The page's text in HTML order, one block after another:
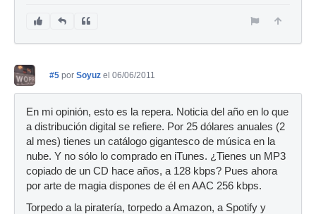
#5 por Soyuz el 06/06/2011
En mi opinión, esto es la repera. Noticia del año en lo que
a distribución digital se refiere. Por 25 dólares anuales (2
al mes) tienes un catálogo gigantesco de música en la
nube. Y no sólo lo comprado en iTunes. ¿Tienes un MP3
copiado de un CD hace años, a 128 kbps? Pues ahora
por arte de magia dispones de él en AAC 256 kbps.
Torpedo a la piratería, torpedo a Amazon, a Spotify y